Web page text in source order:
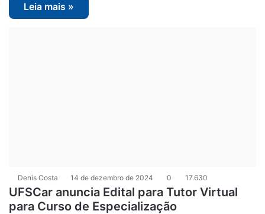
Leia mais »
Denis Costa 14 de dezembro de 2024 0 17.630
UFSCar anuncia Edital para Tutor Virtual
para Curso de Especialização